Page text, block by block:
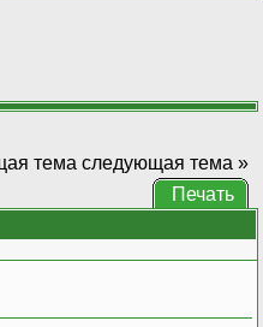
тема следующая тема »
Печать